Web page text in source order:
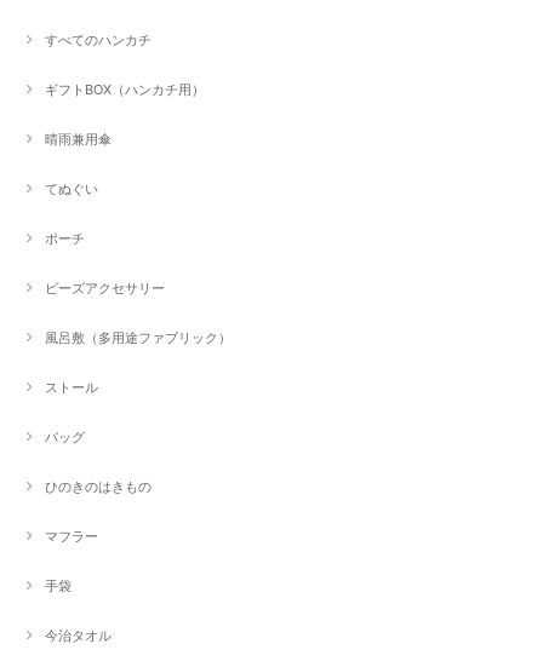
すべてのハンカチ
ギフトBOX（ハンカチ用）
晴雨兼用傘
てぬぐい
ポーチ
ビーズアクセサリー
風呂敷（多用途ファブリック）
ストール
バッグ
ひのきのはきもの
マフラー
手袋
今治タオル